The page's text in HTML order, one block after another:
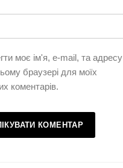
моє ім'я, e-mail, та адресу
браузері для моїх
коментарів.